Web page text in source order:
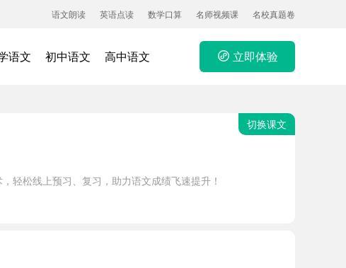
语文朗读 英语点读 数学口算 名师视频课 名校真题卷
语文 初中语文 高中语文 立即体验
轻松线上预习、复习，助力语文成绩飞速提升！
切换课文